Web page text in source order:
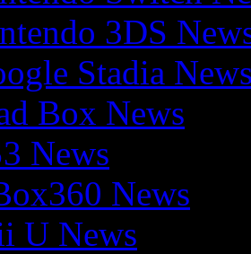
3DS
Stadia
Box News
News
News
U News